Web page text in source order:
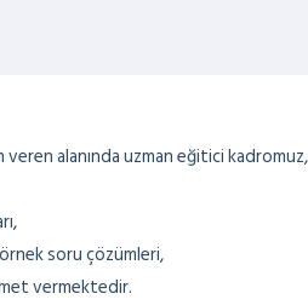
alanında uzman eğitici kadromuz,
soru çözümleri,
vermektedir.